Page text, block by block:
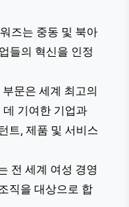
즈는 중동 및 북아
들의 혁신을 인정
문은 세계 최고의
기여한 기업과
트, 제품 및 서비스
전 세계 여성 경영
직을 대상으로 합